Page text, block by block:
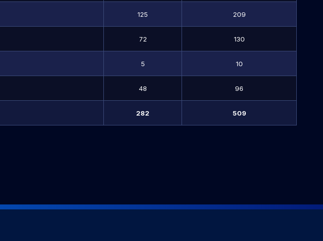
125 209
72 130
5 10
48 96
282 509